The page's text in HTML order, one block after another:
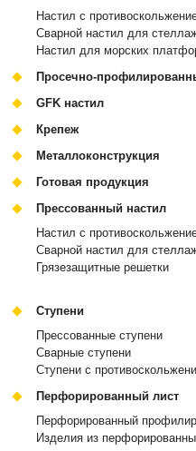
Настил с
Сварной настил для
Настил для морских
Просечно-
GFK настил
Крепеж
Металлоконструкция
Готовая продукция
Прессованный настил
Настил с
Сварной настил для
Грязезащитные решетки
Ступени
Прессованные ступени
Сварные ступени
Ступени с
Перфорированный лист
Перфорированный
Изделия из